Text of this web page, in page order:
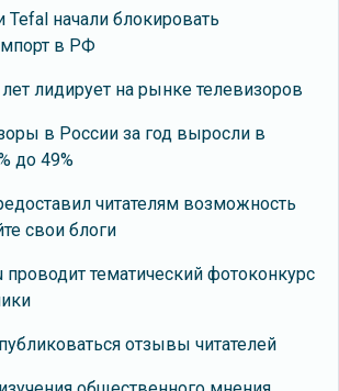
Tefal начали блокировать
в РФ
лидирует на рынке телевизоров
в России за год выросли в
до 49%
читателям возможность
свои блоги
проводит тематический фотоконкурс
отзывы читателей